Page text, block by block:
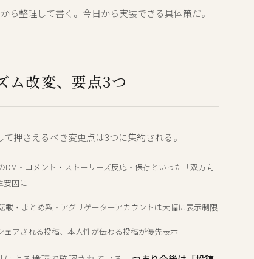
ら整理して書く。今日から実装できる具体策だ。
ム改変、要点3つ
押さえるべき変更点は3つに集約される。
DM・コメント・ストーリーズ反応・保存といった「双方向
要因に
載・まとめ系・アグリゲーターアカウントは大幅に表示制限
ェアされる投稿、本人性が伝わる投稿が優先表示